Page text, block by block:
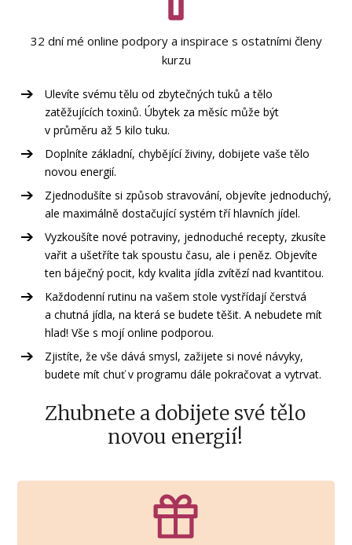
32 dní mé online podpory a inspirace s ostatními členy
kurzu
Ulevíte svému tělu od zbytečných tuků a tělo
zatěžujících toxinů. Úbytek za měsíc může být
v průměru až 5 kilo tuku.
Doplníte základní, chybějící živiny, dobijete vaše tělo
novou energií.
Zjednodušíte si způsob stravování, objevíte jednoduchý,
ale maximálně dostačující systém tří hlavních jídel.
Vyzkoušíte nové potraviny, jednoduché recepty, zkusíte
vařit a ušetříte tak spoustu času, ale i peněz. Objevíte
ten báječný pocit, kdy kvalita jídla zvítězí nad kvantitou.
Každodenní rutinu na vašem stole vystřídají čerstvá
a chutná jídla, na která se budete těšit. A nebudete mít
hlad! Vše s mojí online podporou.
Zjistíte, že vše dává smysl, zažijete si nové návyky,
budete mít chuť v programu dále pokračovat a vytrvat.
Zhubnete a dobijete své tělo
novou energií!